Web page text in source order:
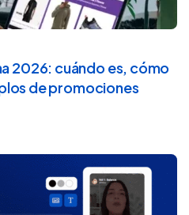
2026: cuándo es, cómo
de promociones